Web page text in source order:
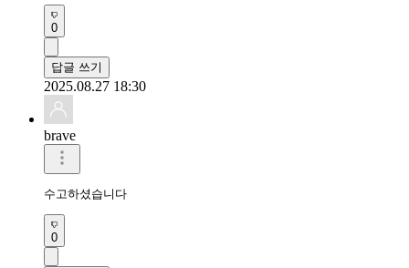
0
답글 쓰기
2025.08.27 18:30
brave
수고하셨습니다
0